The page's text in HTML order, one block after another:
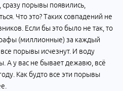
порывы появились,
Что это? Таких совпадений не
Если бы это было не так, то
(миллионные) за каждый
порывы исчезнут. И воду
А у вас не бывает дежавю, всё
Как будто все эти порывы